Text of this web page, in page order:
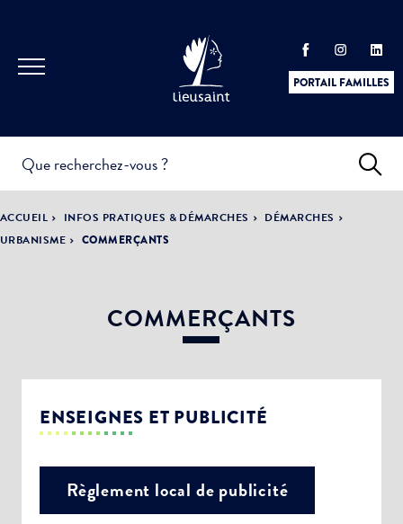
PORTAIL FAMILLES
PRATIQUES &
DÉMARCHES
ACTUALITÉS &
ÉVÈNEMENTS
LA VILLE
DÉMOCRATIE
PARTICIPATIVE
ACCUEIL INFOS PRATIQUES & DÉMARCHES
DÉMARCHES
URBANISME
COMMERÇANTS
COMMERÇANTS
ENSEIGNES ET PUBLICITÉ
Règlement local de publicité